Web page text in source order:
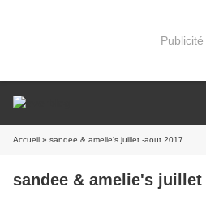
Publicité
Accueil » sandee & amelie's juillet -aout 2017
sandee & amelie's juillet